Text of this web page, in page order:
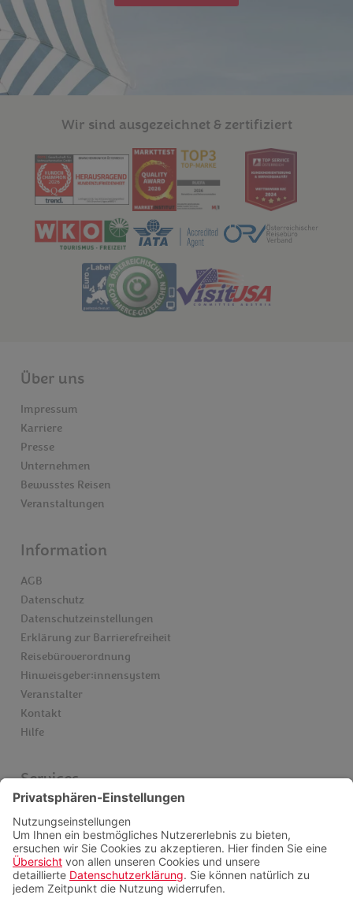
Wir sind ausgezeichnet & zertifiziert
Über uns
Impressum
Karriere
Presse
Unternehmen
Bewusstes Reisen
Veranstaltungen
Information
AGB
Datenschutz
Datenschutzeinstellungen
Erklärung zur Barrierefreiheit
Reisebüroverordnung
Hinweisgeber:innensystem
Veranstalter
Kontakt
Hilfe
Services
Einreise & Visum
Gesundheitsinfos
Kataloge
Newsletter
Schwarze Liste Airlines